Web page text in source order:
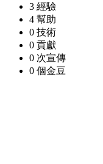
3 經驗
4 幫助
0 技術
0 貢獻
0 次宣傳
0 個金豆